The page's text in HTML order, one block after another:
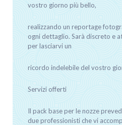
vostro giorno più bello,
realizzando un reportage
ogni dettaglio. Sarà discreto e
per lasciarvi un
ricordo indelebile del vostro
Servizi offerti
Il pack base per le nozze
due professionisti che vi